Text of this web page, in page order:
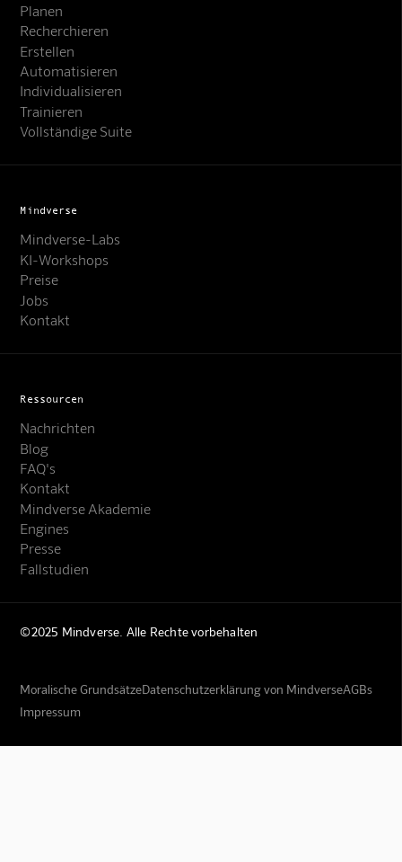
Planen
Recherchieren
Erstellen
Automatisieren
Individualisieren
Trainieren
Vollständige Suite
Mindverse
Mindverse-Labs
KI-Workshops
Preise
Jobs
Kontakt
Ressourcen
Nachrichten
Blog
FAQ's
Kontakt
Mindverse Akademie
Engines
Presse
Fallstudien
©2025 Mindverse. Alle Rechte vorbehalten
Moralische GrundsätzeDatenschutzerklärung von MindverseAGBs
Impressum